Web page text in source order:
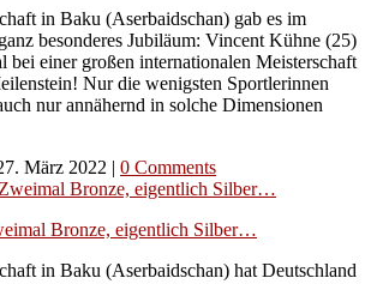
in Baku (Aserbaidschan) gab es im
besonderes Jubiläum: Vincent Kühne (25)
bei einer großen internationalen Meisterschaft
Nur die wenigsten Sportlerinnen
nur annähernd in solche Dimensionen
März 2022 | 0 Comments
Bronze, eigentlich Silber…
in Baku (Aserbaidschan) hat Deutschland